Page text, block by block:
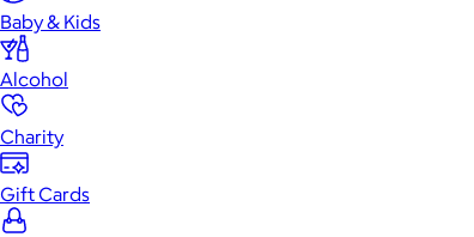
Baby & Kids
Alcohol
Charity
Gift Cards